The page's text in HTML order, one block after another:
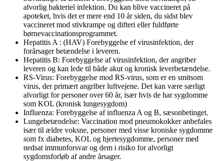
alvorlig bakteriel infektion. Du kan blive vaccineret på
apoteket, hvis det er mere end 10 år siden, du sidst blev
vaccineret mod stivkrampe og difteri eller fuldførte
børnevaccinationsprogrammet.
Hepatitis A : (HAV) Forebyggelse ef virusinfektion, der
forårsager betændelse i leveren.
Hepatitis B: Forebyggelse af virusinfektion, der angriber
leveren og kan lede til både akut og kronisk leverbetændelse.
RS-Virus: Forebyggelse mod RS-virus, som er en smitsom
virus, der primært angriber luftvejene. Det kan være særligt
alvorligt for personer over 60 år, især hvis de har sygdomme
som KOL (kronisk lungesygdom)
Influenza: Forebyggelse af influenza A og B, sæsonbetinget.
Lungebetændelse: Vaccination mod pneumokokker anbefales
især til ældre voksne, personer med visse kroniske sygdomme
som fx diabetes, KOL og hjertesygdomme, personer med
nedsat immunforsvar og dem i risiko for alvorligt
sygdomsforløb af andre årsager.